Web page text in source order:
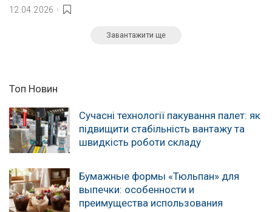
12.04.2026
Завантажити ще
Топ Новин
Сучасні технології пакування палет: як
підвищити стабільність вантажу та
швидкість роботи складу
Бумажные формы «Тюльпан» для
выпечки: особенности и
преимущества использования